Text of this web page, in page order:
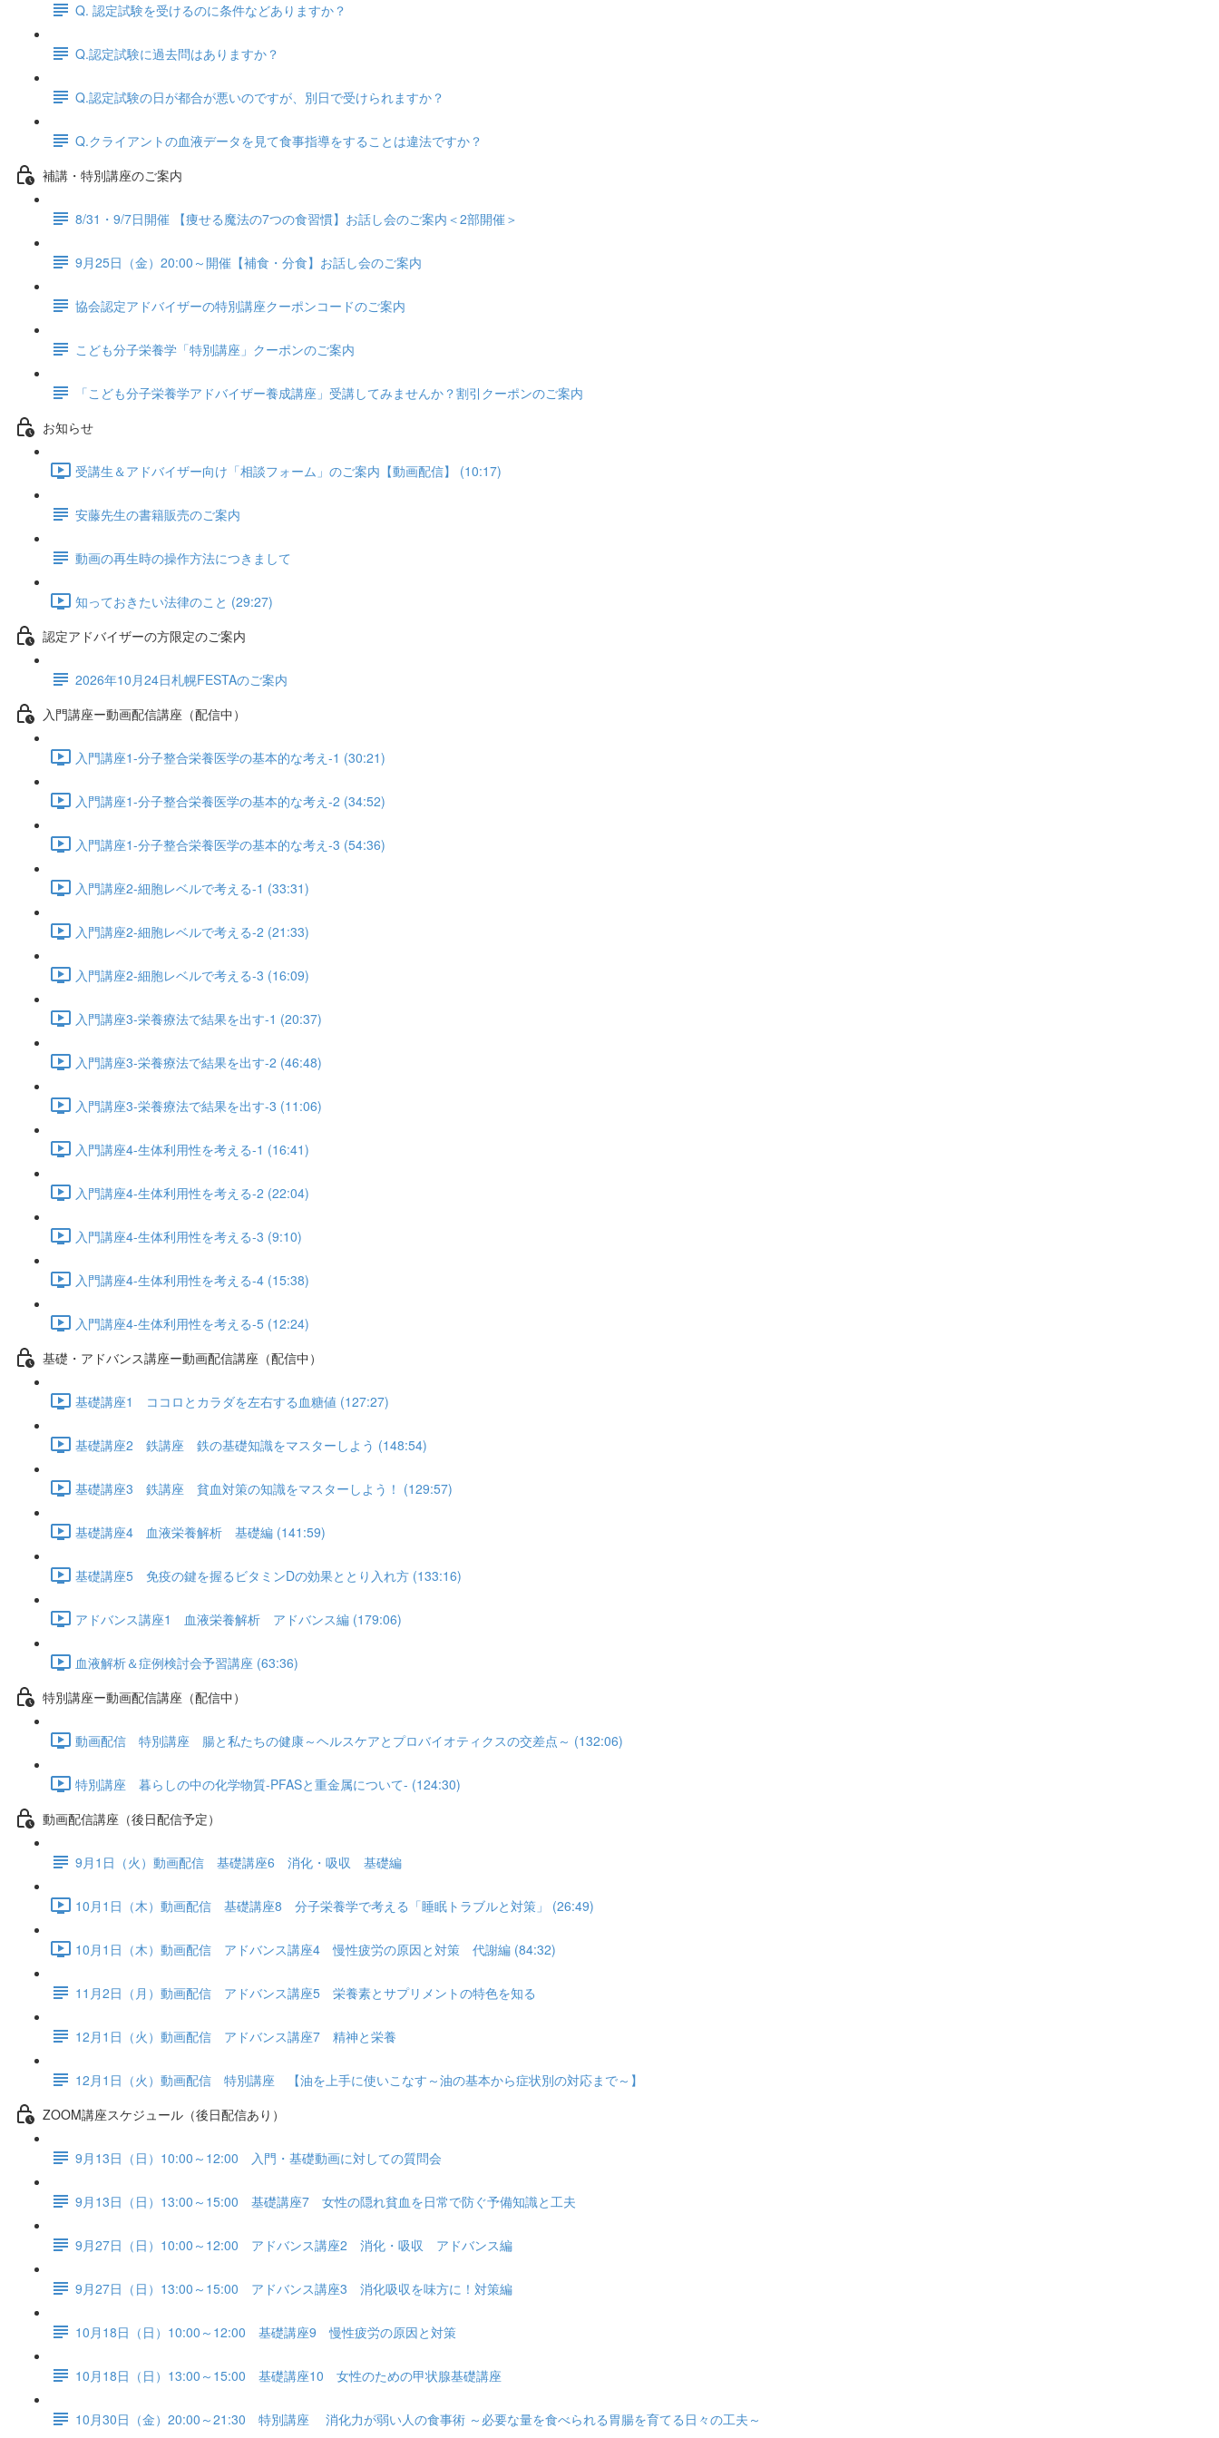
Q. 認定試験を受けるのに条件などありますか？
Q.認定試験に過去問はありますか？
Q.認定試験の日が都合が悪いのですが、別日で受けられますか？
Q.クライアントの血液データを見て食事指導をすることは違法ですか？
補講・特別講座のご案内
8/31・9/7日開催 【痩せる魔法の7つの食習慣】お話し会のご案内＜2部開催＞
9月25日（金）20:00～開催【補食・分食】お話し会のご案内
協会認定アドバイザーの特別講座クーポンコードのご案内
こども分子栄養学「特別講座」クーポンのご案内
「こども分子栄養学アドバイザー養成講座」受講してみませんか？割引クーポンのご案内
お知らせ
受講生＆アドバイザー向け「相談フォーム」のご案内【動画配信】 (10:17)
安藤先生の書籍販売のご案内
動画の再生時の操作方法につきまして
知っておきたい法律のこと (29:27)
認定アドバイザーの方限定のご案内
2026年10月24日札幌FESTAのご案内
入門講座ー動画配信講座（配信中）
入門講座1-分子整合栄養医学の基本的な考え-1 (30:21)
入門講座1-分子整合栄養医学の基本的な考え-2 (34:52)
入門講座1-分子整合栄養医学の基本的な考え-3 (54:36)
入門講座2-細胞レベルで考える-1 (33:31)
入門講座2-細胞レベルで考える-2 (21:33)
入門講座2-細胞レベルで考える-3 (16:09)
入門講座3-栄養療法で結果を出す-1 (20:37)
入門講座3-栄養療法で結果を出す-2 (46:48)
入門講座3-栄養療法で結果を出す-3 (11:06)
入門講座4-生体利用性を考える-1 (16:41)
入門講座4-生体利用性を考える-2 (22:04)
入門講座4-生体利用性を考える-3 (9:10)
入門講座4-生体利用性を考える-4 (15:38)
入門講座4-生体利用性を考える-5 (12:24)
基礎・アドバンス講座ー動画配信講座（配信中）
基礎講座1 ココロとカラダを左右する血糖値 (127:27)
基礎講座2 鉄講座 鉄の基礎知識をマスターしよう (148:54)
基礎講座3 鉄講座 貧血対策の知識をマスターしよう！ (129:57)
基礎講座4 血液栄養解析 基礎編 (141:59)
基礎講座5 免疫の鍵を握るビタミンDの効果ととり入れ方 (133:16)
アドバンス講座1 血液栄養解析 アドバンス編 (179:06)
血液解析＆症例検討会予習講座 (63:36)
特別講座ー動画配信講座（配信中）
動画配信 特別講座 腸と私たちの健康～ヘルスケアとプロバイオティクスの交差点～ (132:06)
特別講座 暮らしの中の化学物質-PFASと重金属について- (124:30)
動画配信講座（後日配信予定）
9月1日（火）動画配信 基礎講座6 消化・吸収 基礎編
10月1日（木）動画配信 基礎講座8 分子栄養学で考える「睡眠トラブルと対策」 (26:49)
10月1日（木）動画配信 アドバンス講座4 慢性疲労の原因と対策 代謝編 (84:32)
11月2日（月）動画配信 アドバンス講座5 栄養素とサプリメントの特色を知る
12月1日（火）動画配信 アドバンス講座7 精神と栄養
12月1日（火）動画配信 特別講座 【油を上手に使いこなす～油の基本から症状別の対応まで～】
ZOOM講座スケジュール（後日配信あり）
9月13日（日）10:00～12:00 入門・基礎動画に対しての質問会
9月13日（日）13:00～15:00 基礎講座7 女性の隠れ貧血を日常で防ぐ予備知識と工夫
9月27日（日）10:00～12:00 アドバンス講座2 消化・吸収 アドバンス編
9月27日（日）13:00～15:00 アドバンス講座3 消化吸収を味方に！対策編
10月18日（日）10:00～12:00 基礎講座9 慢性疲労の原因と対策
10月18日（日）13:00～15:00 基礎講座10 女性のための甲状腺基礎講座
10月30日（金）20:00～21:30 特別講座 消化力が弱い人の食事術 ～必要な量を食べられる胃腸を育てる日々の工夫～